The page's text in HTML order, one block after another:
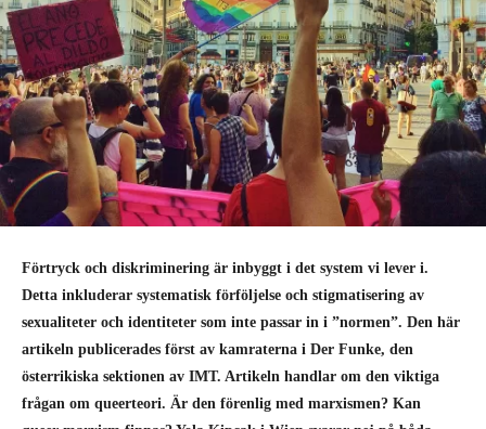
Förtryck och diskriminering är inbyggt i det system vi lever i.
Detta inkluderar systematisk förföljelse och stigmatisering av
sexualiteter och identiteter som inte passar in i ”normen”. Den här
artikeln publicerades först av kamraterna i Der Funke, den
österrikiska sektionen av IMT. Artikeln handlar om den viktiga
frågan om queerteori. Är den förenlig med marxismen? Kan